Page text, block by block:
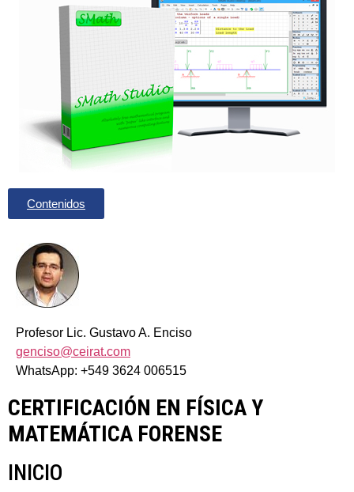
Contenidos
Profesor Lic. Gustavo A. Enciso
genciso@ceirat.com
WhatsApp: +549 3624 006515
CERTIFICACIÓN EN FÍSICA Y
MATEMÁTICA FORENSE
INICIO